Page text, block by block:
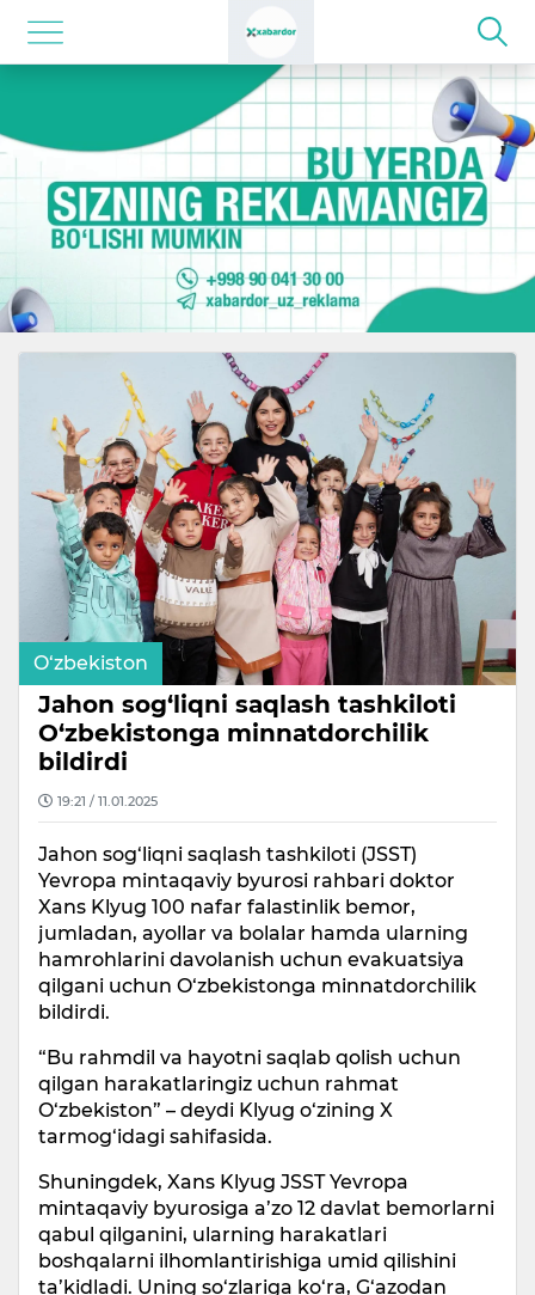
O‘zbekiston
Jahon sog‘liqni saqlash tashkiloti
O‘zbekistonga minnatdorchilik
bildirdi
19:21 / 11.01.2025
Jahon sog‘liqni saqlash tashkiloti (JSST)
Yevropa mintaqaviy byurosi rahbari doktor
Xans Klyug 100 nafar falastinlik bemor,
jumladan, ayollar va bolalar hamda ularning
hamrohlarini davolanish uchun evakuatsiya
qilgani uchun O‘zbekistonga minnatdorchilik
bildirdi.
“Bu rahmdil va hayotni saqlab qolish uchun
qilgan harakatlaringiz uchun rahmat
O‘zbekiston” – deydi Klyug o‘zining X
tarmog‘idagi sahifasida.
Shuningdek, Xans Klyug JSST Yevropa
mintaqaviy byurosiga a’zo 12 davlat bemorlarni
qabul qilganini, ularning harakatlari
boshqalarni ilhomlantirishiga umid qilishini
ta’kidladi. Uning so‘zlariga ko‘ra, G‘azodan